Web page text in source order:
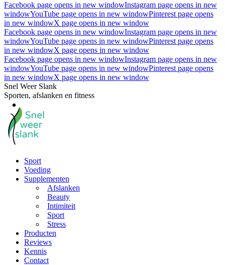
Facebook page opens in new windowInstagram page opens in new
windowYouTube page opens in new windowPinterest page opens
in new windowX page opens in new window
Facebook page opens in new windowInstagram page opens in new
windowYouTube page opens in new windowPinterest page opens
in new windowX page opens in new window
Facebook page opens in new windowInstagram page opens in new
windowYouTube page opens in new windowPinterest page opens
in new windowX page opens in new window
Snel Weer Slank
Sporten, afslanken en fitness
Sport
Voeding
Supplementen
Afslanken
Beauty
Intimiteit
Sport
Stress
Producten
Reviews
Kennis
Contact